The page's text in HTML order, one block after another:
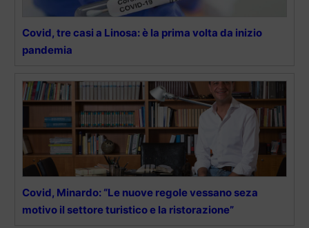
Covid, tre casi a Linosa: è la prima volta da inizio
pandemia
Covid, Minardo: “Le nuove regole vessano seza
motivo il settore turistico e la ristorazione”